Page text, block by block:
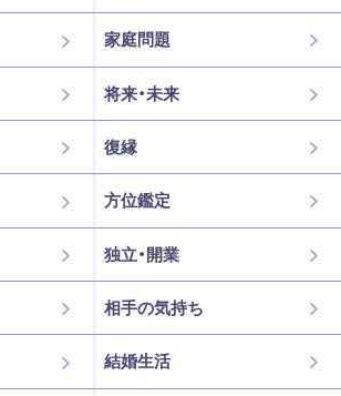
家庭問題
将来・未来
復縁
方位鑑定
独立・開業
相手の気持ち
結婚生活